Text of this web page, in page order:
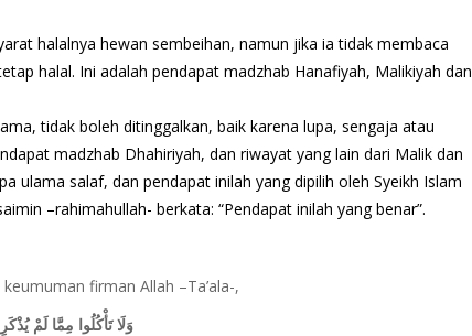
halalnya hewan sembeihan, namun jika ia tidak membaca
halal. Ini adalah pendapat madzhab Hanafiyah, Malikiyah dan
tidak boleh ditinggalkan, baik karena lupa, sengaja atau
madzhab Dhahiriyah, dan riwayat yang lain dari Malik dan
ulama salaf, dan pendapat inilah yang dipilih oleh Syeikh Islam
–rahimahullah- berkata: “Pendapat inilah yang benar”.
firman Allah –Ta’ala-,
وَلَا تَأْكُلُوا مِمَّا لَمْ يُذْكَرِ